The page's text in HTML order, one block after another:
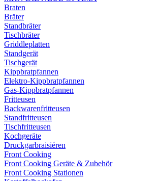
Braten
Bräter
Standbräter
Tischbräter
Griddleplatten
Standgerät
Tischgerät
Kippbratpfannen
Elektro-Kippbratpfannen
Gas-Kippbratpfannen
Fritteusen
Backwarenfritteusen
Standfritteusen
Tischfritteusen
Kochgeräte
Druckgarbraisiéren
Front Cooking
Front Cooking Geräte & Zubehör
Front Cooking Stationen